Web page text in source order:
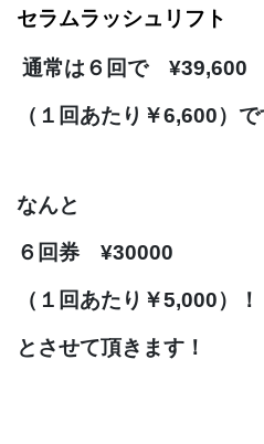
セラムラッシュリフト
通常は ６回で ¥39,600
（１回あたり￥6,600）
なんと
６回券 ¥30000
（１回あたり￥5,000）！
とさせて頂きます！